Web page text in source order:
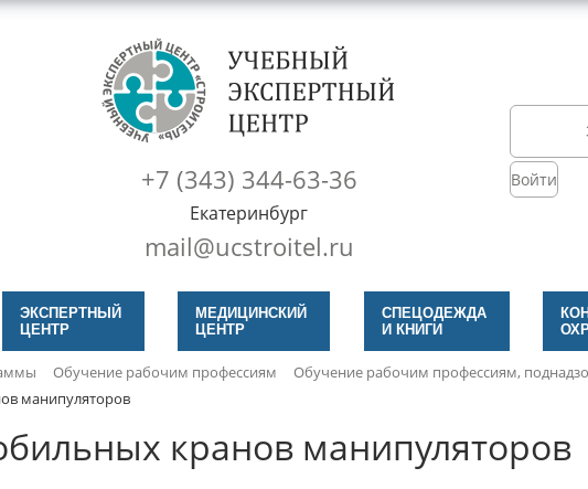
+7 (343) 344-63-36
Екатеринбург
mail@ucstroitel.ru
Войти
ЭКСПЕРТНЫЙ
ЦЕНТР
МЕДИЦИНСКИЙ
ЦЕНТР
СПЕЦОДЕЖДА
И КНИГИ
Обучение рабочим профессиям
Обучение рабочим профессиям,
манипуляторов
кранов манипуляторов